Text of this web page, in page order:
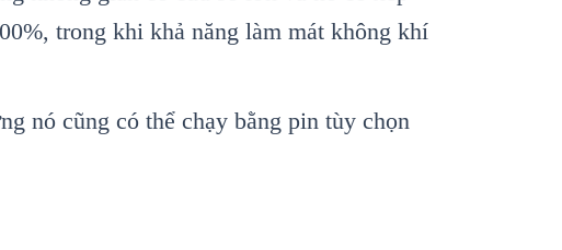
trong khi khả năng làm mát không khí
nó cũng có thể chạy bằng pin tùy chọn